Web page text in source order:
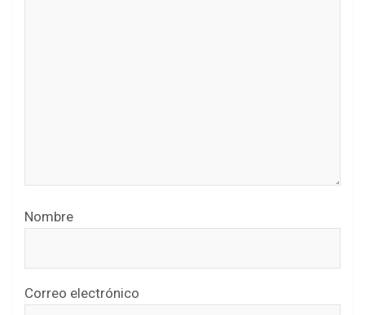
Nombre
Correo electrónico